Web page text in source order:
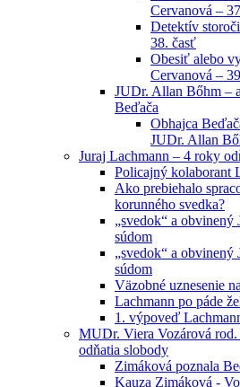
Cervanová –
Detektív
38. časť
Obesiť alebo
Cervanová –
JUDr. Allan Bőhm –
Beďača
Obhajca
JUDr. Allan
Juraj Lachmann – 4 roky
Policajný kolaborant
Ako prebiehalo
korunného svedka?
„svedok“ a obvinený
súdom
„svedok“ a obvinený
súdom
Väzobné uznesenie
Lachmann po páde
1. výpoveď
MUDr. Viera Vozárová
odňatia slobody
Zimáková poznala
Kauza Zimáková -